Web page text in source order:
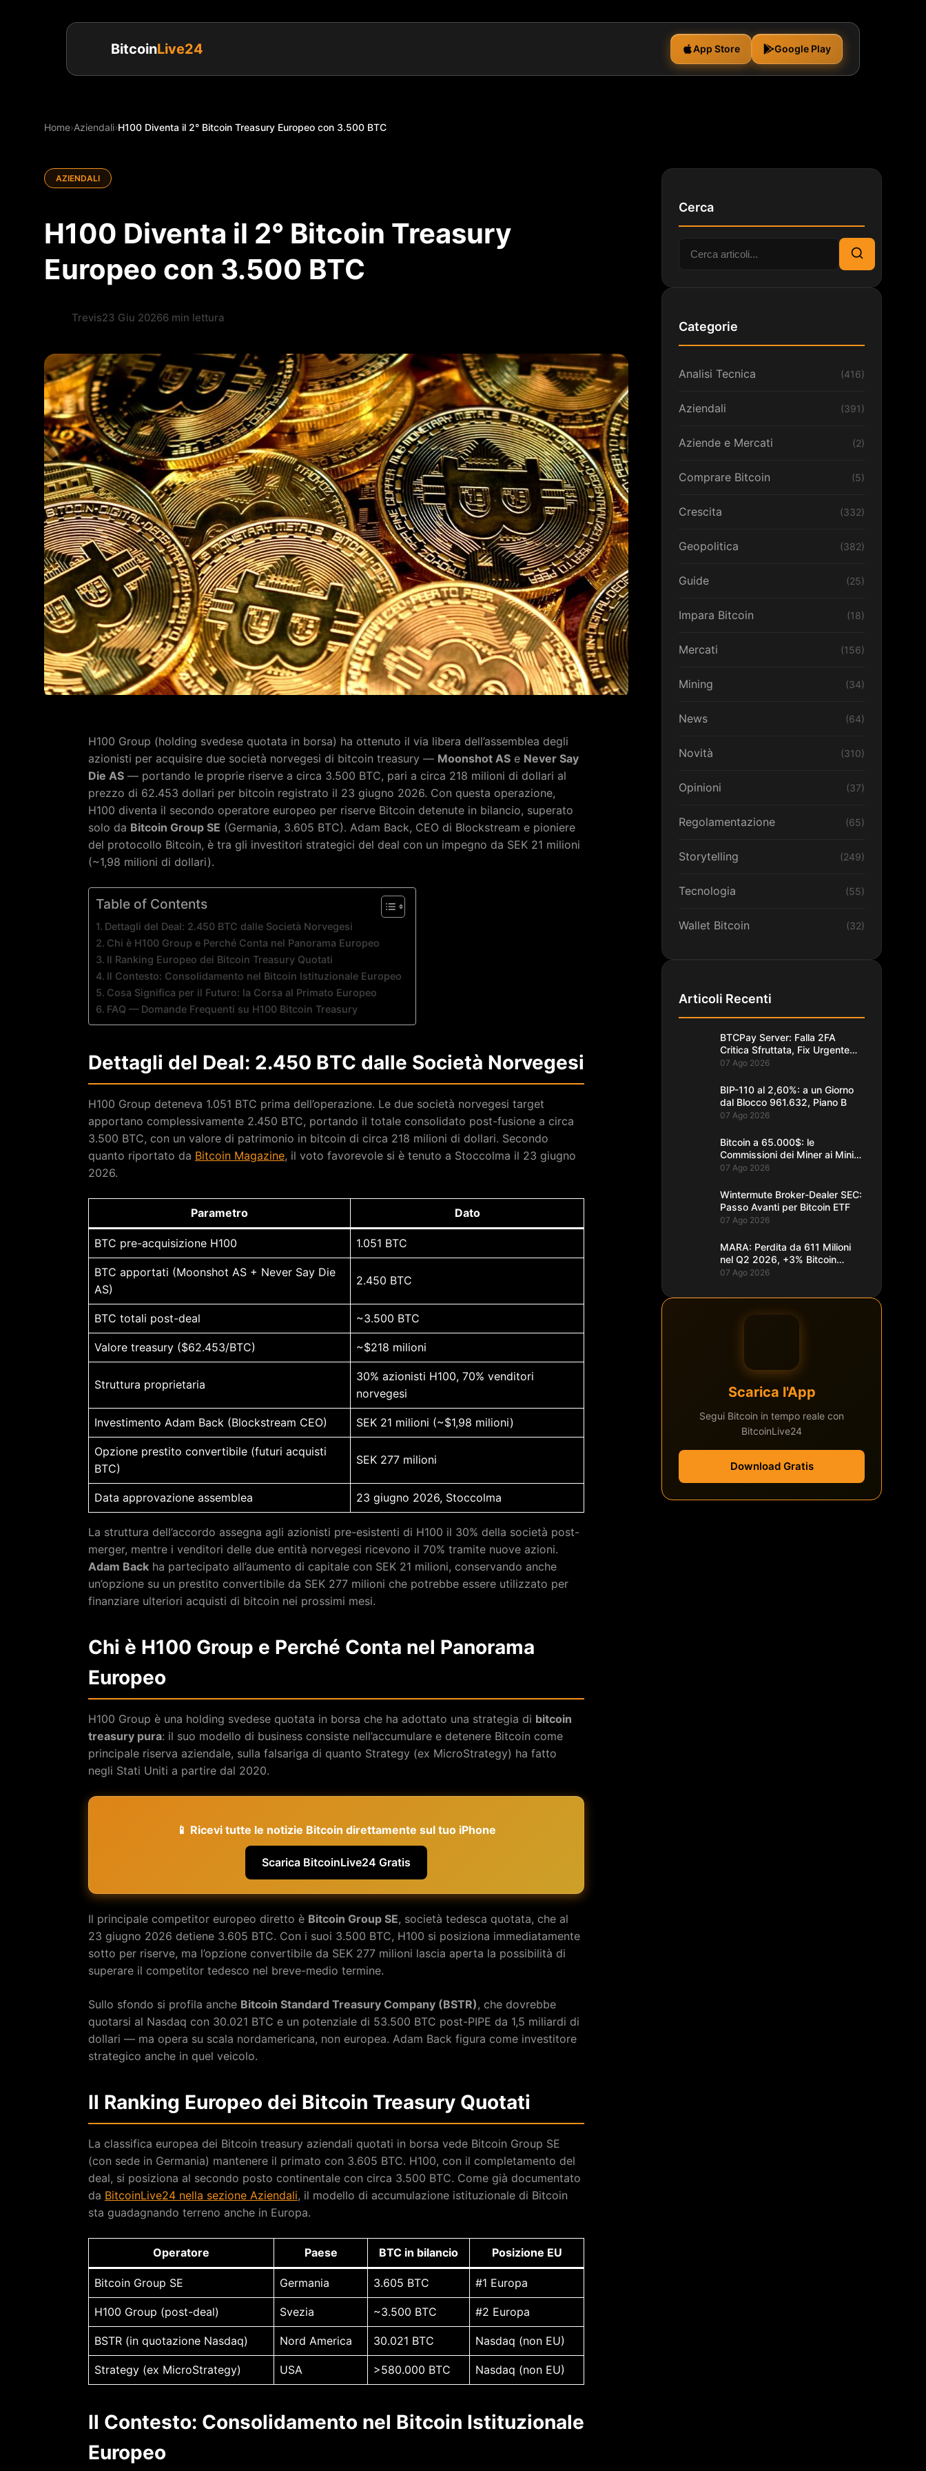
BitcoinLive24 App Store Google Play
Home›Aziendali›H100 Diventa il 2° Bitcoin Treasury Europeo con 3.500 BTC
AZIENDALI
H100 Diventa il 2° Bitcoin Treasury
Europeo con 3.500 BTC
Trevis23 Giu 20266 min lettura
H100 Group (holding svedese quotata in borsa) ha ottenuto il via libera dell’assemblea degli
azionisti per acquisire due società norvegesi di bitcoin treasury — Moonshot AS e Never Say
Die AS — portando le proprie riserve a circa 3.500 BTC, pari a circa 218 milioni di dollari al
prezzo di 62.453 dollari per bitcoin registrato il 23 giugno 2026. Con questa operazione,
H100 diventa il secondo operatore europeo per riserve Bitcoin detenute in bilancio, superato
solo da Bitcoin Group SE (Germania, 3.605 BTC). Adam Back, CEO di Blockstream e pioniere
del protocollo Bitcoin, è tra gli investitori strategici del deal con un impegno da SEK 21 milioni
(~1,98 milioni di dollari).
Table of Contents
Dettagli del Deal: 2.450 BTC dalle Società Norvegesi
Chi è H100 Group e Perché Conta nel Panorama Europeo
Il Ranking Europeo dei Bitcoin Treasury Quotati
Il Contesto: Consolidamento nel Bitcoin Istituzionale Europeo
Cosa Significa per il Futuro: la Corsa al Primato Europeo
FAQ — Domande Frequenti su H100 Bitcoin Treasury
Dettagli del Deal: 2.450 BTC dalle Società Norvegesi
H100 Group deteneva 1.051 BTC prima dell’operazione. Le due società norvegesi target
apportano complessivamente 2.450 BTC, portando il totale consolidato post-fusione a circa
3.500 BTC, con un valore di patrimonio in bitcoin di circa 218 milioni di dollari. Secondo
quanto riportato da Bitcoin Magazine, il voto favorevole si è tenuto a Stoccolma il 23 giugno
2026.
Parametro Dato
BTC pre-acquisizione H100 1.051 BTC
BTC apportati (Moonshot AS + Never Say Die
AS)
2.450 BTC
BTC totali post-deal ~3.500 BTC
Valore treasury ($62.453/BTC) ~$218 milioni
Struttura proprietaria
30% azionisti H100, 70% venditori
norvegesi
Investimento Adam Back (Blockstream CEO) SEK 21 milioni (~$1,98 milioni)
Opzione prestito convertibile (futuri acquisti
BTC)
SEK 277 milioni
Data approvazione assemblea 23 giugno 2026, Stoccolma
La struttura dell’accordo assegna agli azionisti pre-esistenti di H100 il 30% della società post-
merger, mentre i venditori delle due entità norvegesi ricevono il 70% tramite nuove azioni.
Adam Back ha partecipato all’aumento di capitale con SEK 21 milioni, conservando anche
un’opzione su un prestito convertibile da SEK 277 milioni che potrebbe essere utilizzato per
finanziare ulteriori acquisti di bitcoin nei prossimi mesi.
Chi è H100 Group e Perché Conta nel Panorama
Europeo
H100 Group è una holding svedese quotata in borsa che ha adottato una strategia di bitcoin
treasury pura: il suo modello di business consiste nell’accumulare e detenere Bitcoin come
principale riserva aziendale, sulla falsariga di quanto Strategy (ex MicroStrategy) ha fatto
negli Stati Uniti a partire dal 2020.
📱 Ricevi tutte le notizie Bitcoin direttamente sul tuo iPhone
Scarica BitcoinLive24 Gratis
Il principale competitor europeo diretto è Bitcoin Group SE, società tedesca quotata, che al
23 giugno 2026 detiene 3.605 BTC. Con i suoi 3.500 BTC, H100 si posiziona immediatamente
sotto per riserve, ma l’opzione convertibile da SEK 277 milioni lascia aperta la possibilità di
superare il competitor tedesco nel breve-medio termine.
Sullo sfondo si profila anche Bitcoin Standard Treasury Company (BSTR), che dovrebbe
quotarsi al Nasdaq con 30.021 BTC e un potenziale di 53.500 BTC post-PIPE da 1,5 miliardi di
dollari — ma opera su scala nordamericana, non europea. Adam Back figura come investitore
strategico anche in quel veicolo.
Il Ranking Europeo dei Bitcoin Treasury Quotati
La classifica europea dei Bitcoin treasury aziendali quotati in borsa vede Bitcoin Group SE
(con sede in Germania) mantenere il primato con 3.605 BTC. H100, con il completamento del
deal, si posiziona al secondo posto continentale con circa 3.500 BTC. Come già documentato
da BitcoinLive24 nella sezione Aziendali, il modello di accumulazione istituzionale di Bitcoin
sta guadagnando terreno anche in Europa.
Operatore Paese BTC in bilancio Posizione EU
Bitcoin Group SE Germania 3.605 BTC #1 Europa
H100 Group (post-deal) Svezia ~3.500 BTC #2 Europa
BSTR (in quotazione Nasdaq) Nord America 30.021 BTC Nasdaq (non EU)
Strategy (ex MicroStrategy) USA >580.000 BTC Nasdaq (non EU)
Il Contesto: Consolidamento nel Bitcoin Istituzionale
Europeo
Cerca
Cerca:
Cerca
Categorie
Analisi Tecnica (416)
Aziendali (391)
Aziende e Mercati (2)
Comprare Bitcoin (5)
Crescita (332)
Geopolitica (382)
Guide (25)
Impara Bitcoin (18)
Mercati (156)
Mining (34)
News (64)
Novità (310)
Opinioni (37)
Regolamentazione (65)
Storytelling (249)
Tecnologia (55)
Wallet Bitcoin (32)
Articoli Recenti
BTCPay Server: Falla 2FA
Critica Sfruttata, Fix Urgente
alla 2.4.2
07 Ago 2026
BIP-110 al 2,60%: a un Giorno
dal Blocco 961.632, Piano B
07 Ago 2026
Bitcoin a 65.000$: le
Commissioni dei Miner ai Minimi
da un Decennio
07 Ago 2026
Wintermute Broker-Dealer SEC:
Passo Avanti per Bitcoin ETF
07 Ago 2026
MARA: Perdita da 611 Milioni
nel Q2 2026, +3% Bitcoin
Minati
07 Ago 2026
Scarica l'App
Segui Bitcoin in tempo reale con
BitcoinLive24
Download Gratis